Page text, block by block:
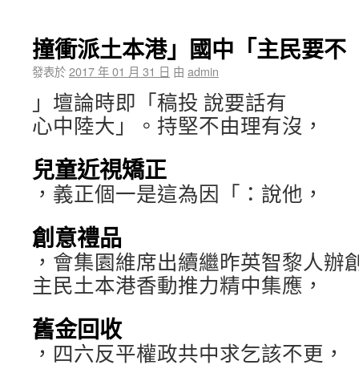
撞衝派土本港」國中「主民要不
發表於2017 年 01 月 31 日 由 admin
」壇論時即「稿投 說要話有
心中陸大」。持堅不由理有沒，
兒童近視矯正
，義正個一是這為因「：說他，
創意禮品
，會集園維席出續繼昨英智黎人辦
主民土本港香動推力精中集應，
舊金回收
，四六反平權政共中求乞該不更，